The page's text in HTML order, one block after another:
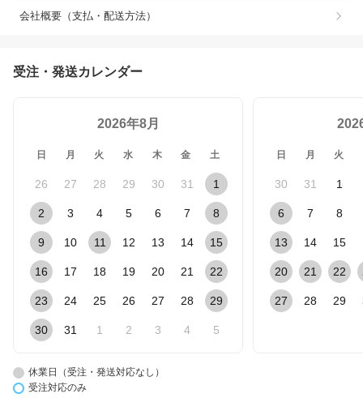
会社概要（支払・配送方法）
受注・発送カレンダー
2026年8月
日 月 火 水 木 金 土
26 27 28 29 30 31 1
2 3 4 5 6 7 8
9 10 11 12 13 14 15
16 17 18 19 20 21 22
23 24 25 26 27 28 29
30 31 1 2 3 4 5
日 月 火
30 31 1
6 7 8
13 14 15
20 21 22
27 28 29
休業日（受注・発送対応なし）
受注対応のみ